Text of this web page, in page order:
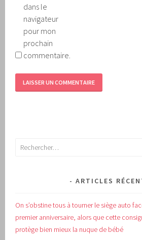
dans le
navigateur
pour mon
prochain
commentaire.
Rechercher :
ARTICLES
On s’obstine tous à tourner le siège auto
premier anniversaire, alors que cette
protège bien mieux la nuque de bébé